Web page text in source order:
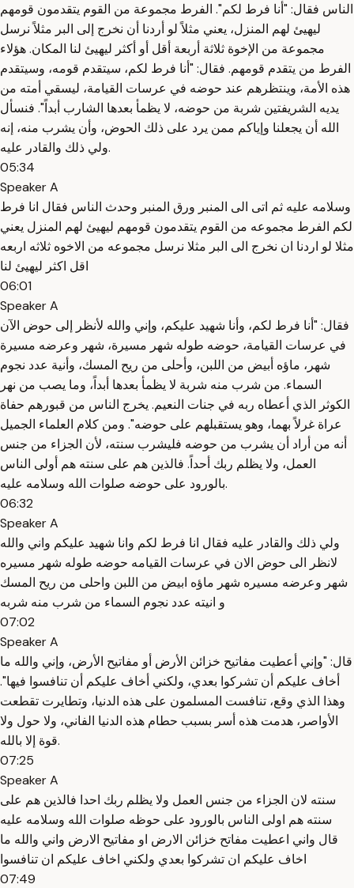
الناس فقال: "أنا فرط لكم". الفرط مجموعة من القوم يتقدمون قومهم
ليهيئ لهم المنزل، يعني مثلاً لو أردنا أن نخرج إلى البر مثلاً نرسل
مجموعة من الإخوة ثلاثة أربعة أقل أو أكثر ليهيئ لنا المكان. هؤلاء
الفرط من يتقدم قومهم. فقال: "أنا فرط لكم، سيتقدم قومه، وسيتقدم
هذه الأمة، وينتظرهم عند حوضه في عرسات القيامة، ليسقي أمته من
يديه الشريفتين شربة من حوضه، لا يظمأ بعدها الشارب أبداً". فنسأل
الله أن يجعلنا وإياكم ممن يرد على ذلك الحوض، وأن يشرب منه، إنه
ولي ذلك والقادر عليه.
05:34
Speaker A
وسلامه عليه ثم اتى الى المنبر ورق المنبر وحدث الناس فقال انا فرط
لكم الفرط مجموعه من القوم يتقدمون قومهم ليهيئ لهم المنزل يعني
مثلا لو اردنا ان نخرج الى البر مثلا نرسل مجموعه من الاخوه ثلاثه اربعه
اقل اكثر ليهيئ لنا
06:01
Speaker A
فقال: "أنا فرط لكم، وأنا شهيد عليكم، وإني والله لأنظر إلى حوض الآن
في عرسات القيامة، حوضه طوله شهر مسيرة، شهر وعرضه مسيرة
شهر، ماؤه أبيض من اللبن، وأحلى من ريح المسك، وأنية عدد نجوم
السماء. من شرب منه شربة لا يظمأ بعدها أبداً، وما يصب من نهر
الكوثر الذي أعطاه ربه في جنات النعيم. يخرج الناس من قبورهم حفاة
عراة غرلاً بهما، وهو يستقبلهم على حوضه". ومن كلام العلماء الجميل
أنه من أراد أن يشرب من حوضه فليشرب سنته، لأن الجزاء من جنس
العمل، ولا يظلم ربك أحداً. فالذين هم على سنته هم أولى الناس
بالورود على حوضه صلوات الله وسلامه عليه.
06:32
Speaker A
ولي ذلك والقادر عليه فقال انا فرط لكم وانا شهيد عليكم واني والله
لانظر الى حوض الان في عرسات القيامه حوضه طوله شهر مسيره
شهر وعرضه مسيره شهر ماؤه ابيض من اللبن واحلى من ريح المسك
و انيته عدد نجوم السماء من شرب منه شربه
07:02
Speaker A
قال: "وإني أعطيت مفاتيح خزائن الأرض أو مفاتيح الأرض، وإني والله ما
أخاف عليكم أن تشركوا بعدي، ولكني أخاف عليكم أن تنافسوا فيها".
وهذا الذي وقع، تنافست المسلمون على هذه الدنيا، وتطايرت تقطعت
الأواصر، هدمت هذه أسر بسبب حطام هذه الدنيا الفاني، ولا حول ولا
قوة إلا بالله.
07:25
Speaker A
سنته لان الجزاء من جنس العمل ولا يظلم ربك احدا فالذين هم على
سنته هم اولى الناس بالورود على حوظه صلوات الله وسلامه عليه
قال واني اعطيت مفاتح خزائن الارض او مفاتيح الارض واني والله ما
اخاف عليكم ان تشركوا بعدي ولكني اخاف عليكم ان تنافسوا
07:49